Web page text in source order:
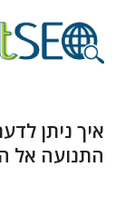
איך ניתן
התנועה אל